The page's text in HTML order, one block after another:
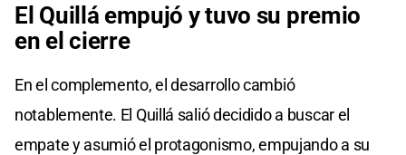
El Quillá empujó y tuvo su premio
en el cierre
En el complemento, el desarrollo cambió
notablemente. El Quillá salió decidido a buscar el
empate y asumió el protagonismo, empujando a su